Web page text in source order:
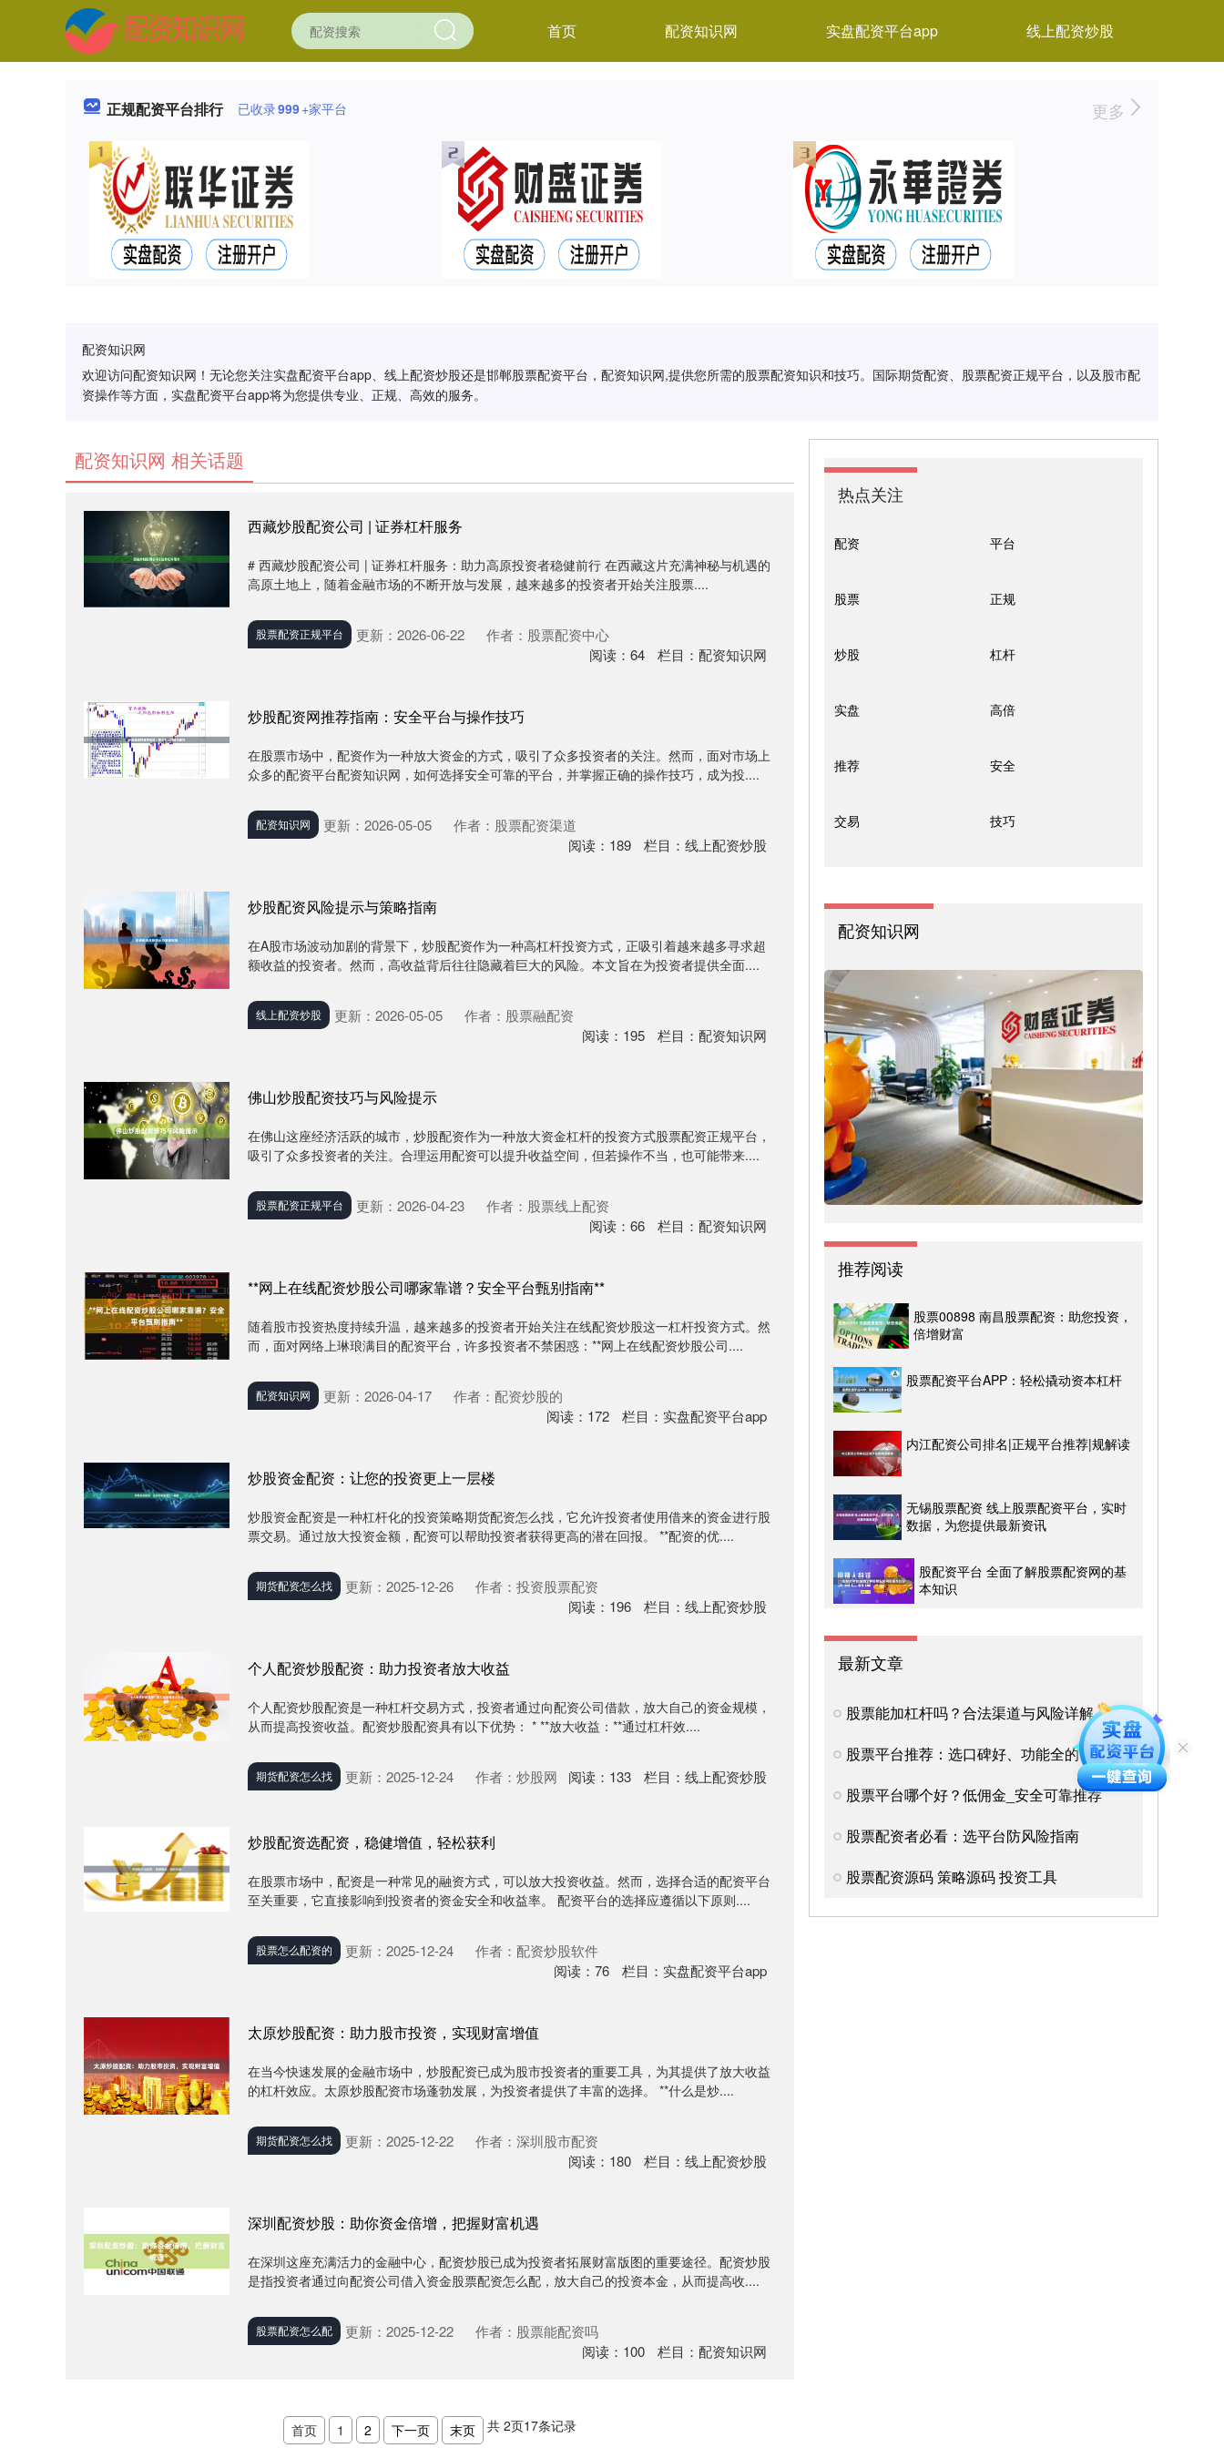
首页 配资知识网 实盘配资平台app 线上配资炒股
正规配资平台排行 已收录999+家平台 更多
配资知识网
欢迎访问配资知识网！无论您关注实盘配资平台app、线上配资炒股还是邯郸股票配资平台，配资知识网,提供您所需的股票配资知识和技巧。国际期货配资、股票配资正规平台，以及股市配
资操作等方面，实盘配资平台app将为您提供专业、正规、高效的服务。
配资知识网 相关话题
西藏炒股配资公司 | 证券杠杆服务
# 西藏炒股配资公司 | 证券杠杆服务：助力高原投资者稳健前行 在西藏这片充满神秘与机遇的
高原土地上，随着金融市场的不断开放与发展，越来越多的投资者开始关注股票....
股票配资正规平台 更新：2026-06-22
作者：股票配资中心
阅读： 64 栏目： 配资知识网
炒股配资网推荐指南：安全平台与操作技巧
在股票市场中，配资作为一种放大资金的方式，吸引了众多投资者的关注。然而，面对市场上
众多的配资平台配资知识网，如何选择安全可靠的平台，并掌握正确的操作技巧，成为投....
配资知识网 更新：2026-05-05
作者：股票配资渠道
阅读： 189 栏目： 线上配资炒股
炒股配资风险提示与策略指南
在A股市场波动加剧的背景下，炒股配资作为一种高杠杆投资方式，正吸引着越来越多寻求超
额收益的投资者。然而，高收益背后往往隐藏着巨大的风险。本文旨在为投资者提供全面....
线上配资炒股 更新：2026-05-05
作者：股票融配资
阅读： 195 栏目： 配资知识网
佛山炒股配资技巧与风险提示
在佛山这座经济活跃的城市，炒股配资作为一种放大资金杠杆的投资方式股票配资正规平台，
吸引了众多投资者的关注。合理运用配资可以提升收益空间，但若操作不当，也可能带来....
股票配资正规平台 更新：2026-04-23
作者：股票线上配资
阅读： 66 栏目： 配资知识网
**网上在线配资炒股公司哪家靠谱？安全平台甄别指南**
随着股市投资热度持续升温，越来越多的投资者开始关注在线配资炒股这一杠杆投资方式。然
而，面对网络上琳琅满目的配资平台，许多投资者不禁困惑：**网上在线配资炒股公司....
配资知识网 更新：2026-04-17
作者：配资炒股的
阅读： 172 栏目： 实盘配资平台app
炒股资金配资：让您的投资更上一层楼
炒股资金配资是一种杠杆化的投资策略期货配资怎么找，它允许投资者使用借来的资金进行股
票交易。通过放大投资金额，配资可以帮助投资者获得更高的潜在回报。 **配资的优....
期货配资怎么找 更新：2025-12-26
作者：投资股票配资
阅读： 196 栏目： 线上配资炒股
个人配资炒股配资：助力投资者放大收益
个人配资炒股配资是一种杠杆交易方式，投资者通过向配资公司借款，放大自己的资金规模，
从而提高投资收益。配资炒股配资具有以下优势： * **放大收益：**通过杠杆效....
期货配资怎么找 更新：2025-12-24 作者：炒股网 阅读： 133 栏目： 线上配资炒股
炒股配资选配资，稳健增值，轻松获利
在股票市场中，配资是一种常见的融资方式，可以放大投资收益。然而，选择合适的配资平台
至关重要，它直接影响到投资者的资金安全和收益率。 配资平台的选择应遵循以下原则....
股票怎么配资的 更新：2025-12-24
作者：配资炒股软件
阅读： 76 栏目： 实盘配资平台app
太原炒股配资：助力股市投资，实现财富增值
在当今快速发展的金融市场中，炒股配资已成为股市投资者的重要工具，为其提供了放大收益
的杠杆效应。太原炒股配资市场蓬勃发展，为投资者提供了丰富的选择。 **什么是炒....
期货配资怎么找 更新：2025-12-22
作者：深圳股市配资
阅读： 180 栏目： 线上配资炒股
深圳配资炒股：助你资金倍增，把握财富机遇
在深圳这座充满活力的金融中心，配资炒股已成为投资者拓展财富版图的重要途径。配资炒股
是指投资者通过向配资公司借入资金股票配资怎么配，放大自己的投资本金，从而提高收....
股票配资怎么配 更新：2025-12-22
作者：股票能配资吗
阅读： 100 栏目： 配资知识网
首页 1 2 下一页 末页 共 2页17条记录
热点关注
配资 平台
股票 正规
炒股 杠杆
实盘 高倍
推荐 安全
交易 技巧
配资知识网
推荐阅读
股票00898 南昌股票配资：助您投资，
倍增财富
股票配资平台APP：轻松撬动资本杠杆
内江配资公司排名|正规平台推荐|规解读
无锡股票配资 线上股票配资平台，实时
数据，为您提供最新资讯
股配资平台 全面了解股票配资网的基
本知识
最新文章
股票能加杠杆吗？合法渠道与风险详解
股票平台推荐：选口碑好、功能全的
股票平台哪个好？低佣金_安全可靠推荐
股票配资者必看：选平台防风险指南
股票配资源码 策略源码 投资工具